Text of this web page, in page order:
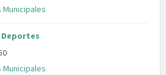
Municipales
Deportes
Municipales